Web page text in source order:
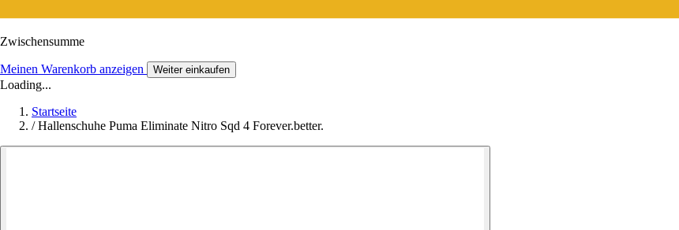
Zwischensumme
Meinen Warenkorb anzeigen Weiter einkaufen
Loading...
Startseite
/ Hallenschuhe Puma Eliminate Nitro Sqd 4 Forever.better.